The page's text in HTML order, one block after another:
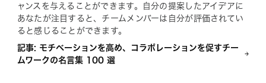
ャンスを与えることができます。自分の提案したアイデアに
あなたが注目すると、チームメンバーは自分が評価されてい
ると感じることができます。
記事: モチベーションを高め、コラボレーションを促すチー
ムワークの名言集 100 選